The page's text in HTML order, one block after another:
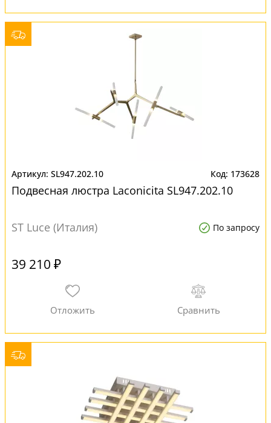
SL947.202.10 173628
Подвесная люстра Laconicita SL947.202.10
ST Luce (Италия) По запросу
39 210 ₽